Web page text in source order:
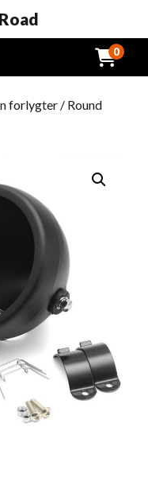
0
forlygter / Round